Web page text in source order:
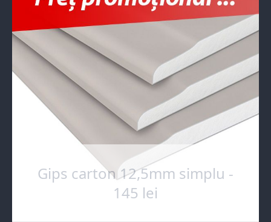
Gips carton 12,5mm simplu -
145 lei